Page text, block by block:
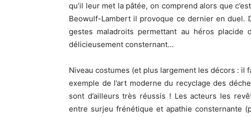
qu’il leur met la pâtée, on comprend alors que
Beowulf-Lambert il provoque ce dernier en duel.
gestes maladroits permettant au héros placide
délicieusement consternant…
Niveau costumes (et plus largement les décors : il
exemple de l’art moderne du recyclage des
sont d’ailleurs très réussis ! Les acteurs les
entre surjeu frénétique et apathie consternante